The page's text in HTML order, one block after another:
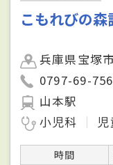
こもれびの森
兵庫県宝塚
0797-69-
山本駅
小児科
時間